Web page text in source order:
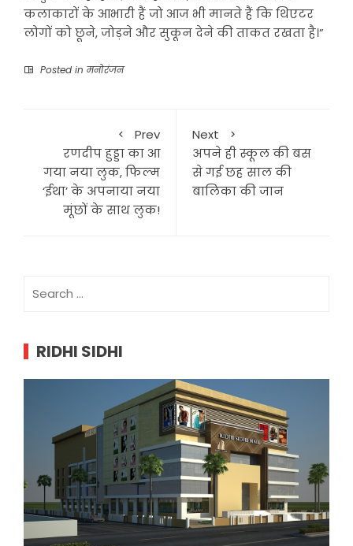
कलाकारों के आभारी हैं जो आज भी मानते हैं कि थिएटर
लोगों को छूने, जोड़ने और सुकून देने की ताकत रखता है।”
Posted in मनोरंजन
Prev
रणदीप हुड्डा का आ
गया नया लुक, फिल्म
‘ईथा’ के अपनाया नया
मूंछों के साथ लुक!
Next
अपने ही स्कूल की बस
से गई छह साल की
बालिका की जान
for:
RIDHI SIDHI